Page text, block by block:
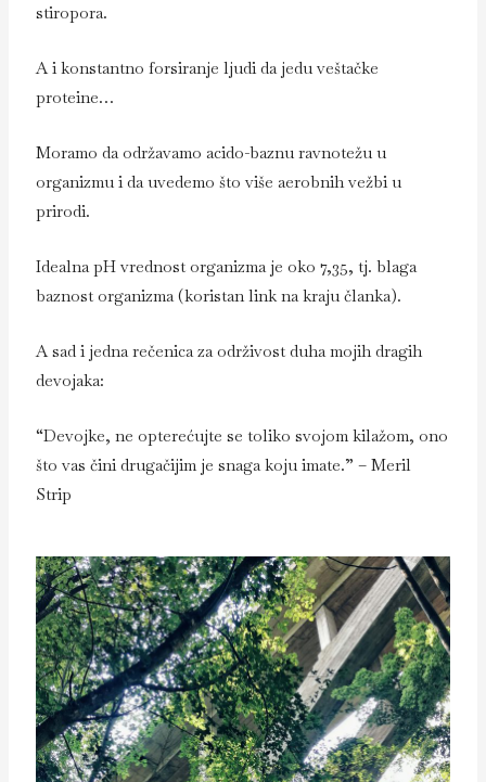
stiropora.
A i konstantno forsiranje ljudi da jedu veštačke
proteine…
Moramo da održavamo acido-baznu ravnotežu u
organizmu i da uvedemo što više aerobnih vežbi u
prirodi.
Idealna pH vrednost organizma je oko 7,35, tj. blaga
baznost organizma (koristan link na kraju članka).
A sad i jedna rečenica za održivost duha mojih dragih
devojaka:
“Devojke, ne opterećujte se toliko svojom kilažom, ono
što vas čini drugačijim je snaga koju imate.” – Meril
Strip